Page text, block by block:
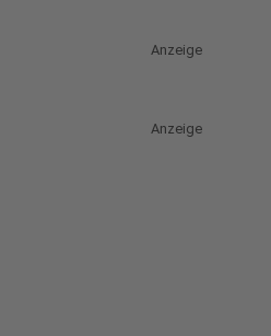
Anzeige
Anzeige